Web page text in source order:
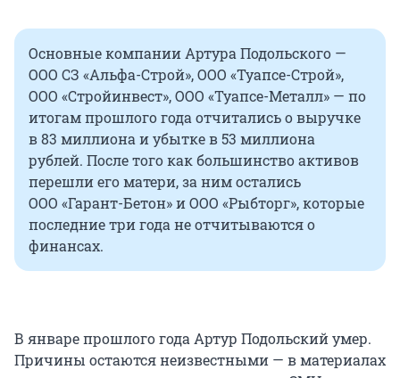
Основные компании Артура Подольского —
ООО СЗ «Альфа-Строй», ООО «Туапсе-Строй»,
ООО «Стройинвест», ООО «Туапсе-Металл» — по
итогам прошлого года отчитались о выручке
в 83 миллиона и убытке в 53 миллиона
рублей. После того как большинство активов
перешли его матери, за ним остались
ООО «Гарант-Бетон» и ООО «Рыбторг», которые
последние три года не отчитываются о
финансах.
В январе прошлого года Артур Подольский умер.
Причины остаются неизвестными — в материалах